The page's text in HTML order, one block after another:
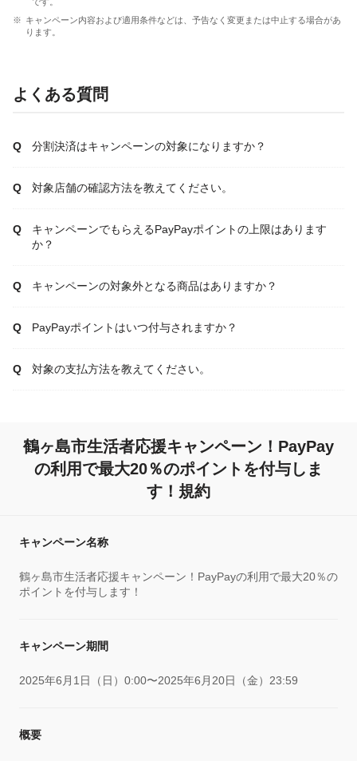
キャンペーン内容および適用条件などは、予告なく変更または中止する場合があ
ります。
よくある質問
分割決済はキャンペーンの対象になりますか？
対象店舗の確認方法を教えてください。
キャンペーンでもらえるPayPayポイントの上限はあります
か？
キャンペーンの対象外となる商品はありますか？
PayPayポイントはいつ付与されますか？
対象の支払方法を教えてください。
鶴ヶ島市生活者応援キャンペーン！PayPay
の利用で最大20％のポイントを付与しま
す！規約
キャンペーン名称
鶴ヶ島市生活者応援キャンペーン！PayPayの利用で最大20％の
ポイントを付与します！
キャンペーン期間
2025年6月1日（日）0:00〜2025年6月20日（金）23:59
概要